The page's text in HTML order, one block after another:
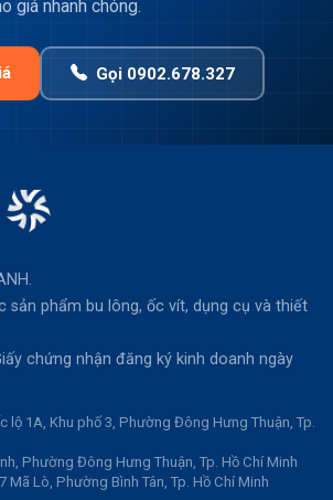
giá nhanh chóng.
Gọi 0902.678.327
sản phẩm bu lông, ốc vít, dụng cụ và thiết
chứng nhận đăng ký kinh doanh ngày
lộ 1A, Khu phố 3, Phường Đông Hưng Thuận, Tp.
Phường Đông Hưng Thuận, Tp. Hồ Chí Minh
Mã Lò, Phường Bình Tân, Tp. Hồ Chí Minh